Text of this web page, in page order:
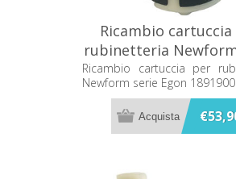
Ricambio
rubinetteria
Egon
Ricambio cartuccia per
Newform serie Egon